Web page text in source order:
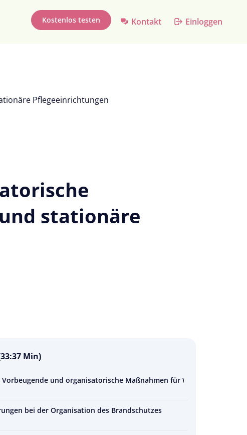
Kostenlos testen Kontakt Einloggen
Pflegeeinrichtungen
stationäre
Min)
Vorbeugende und organisatorische Maßnahmen für
bei der Organisation des Brandschutzes